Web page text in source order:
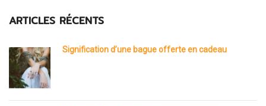
ARTICLES RÉCENTS
Signification d’une bague offerte en cadeau